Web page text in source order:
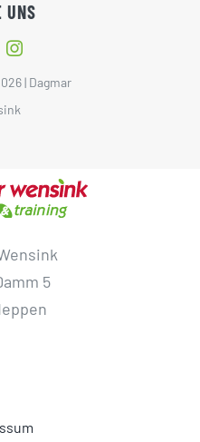
UNS
| Dagmar
5